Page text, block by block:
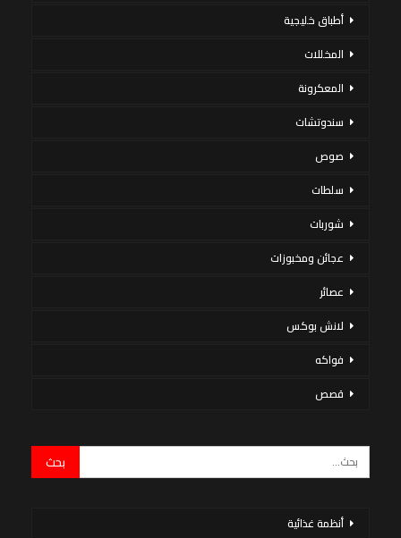
أطباق خليجية
المخللات
المعكرونة
سندوتشات
صوص
سلطات
شوربات
عجائن ومخبوزات
عصائر
لانش بوكس
فواكه
قصص
أنظمة غذائية